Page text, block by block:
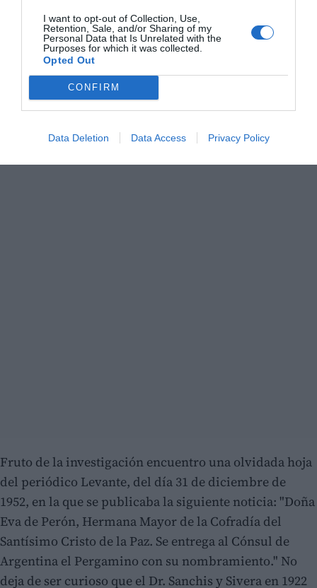
I want to opt-out of Collection, Use,
Retention, Sale, and/or Sharing of my
Personal Data that Is Unrelated with the
Purposes for which it was collected.
Opted Out
CONFIRM
Data Deletion Data Access Privacy Policy
Fruto de la investigación encuentro una olvidada hoja
del periódico Levante, del día 31 de diciembre de
1952, en la que se publicaba la siguiente noticia: "Doña
Eva de Perón, Hermana Mayor de la Cofradía del
Santísimo Cristo de la Paz. Se entrega al Cónsul de
Argentina el Pergamino con su nombramiento." No
deja de ser curioso que el Dr. Sanchis y Sivera en 1922